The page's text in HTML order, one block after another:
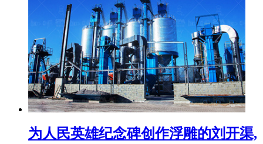
为人民英雄纪念碑创作浮雕的刘开渠,